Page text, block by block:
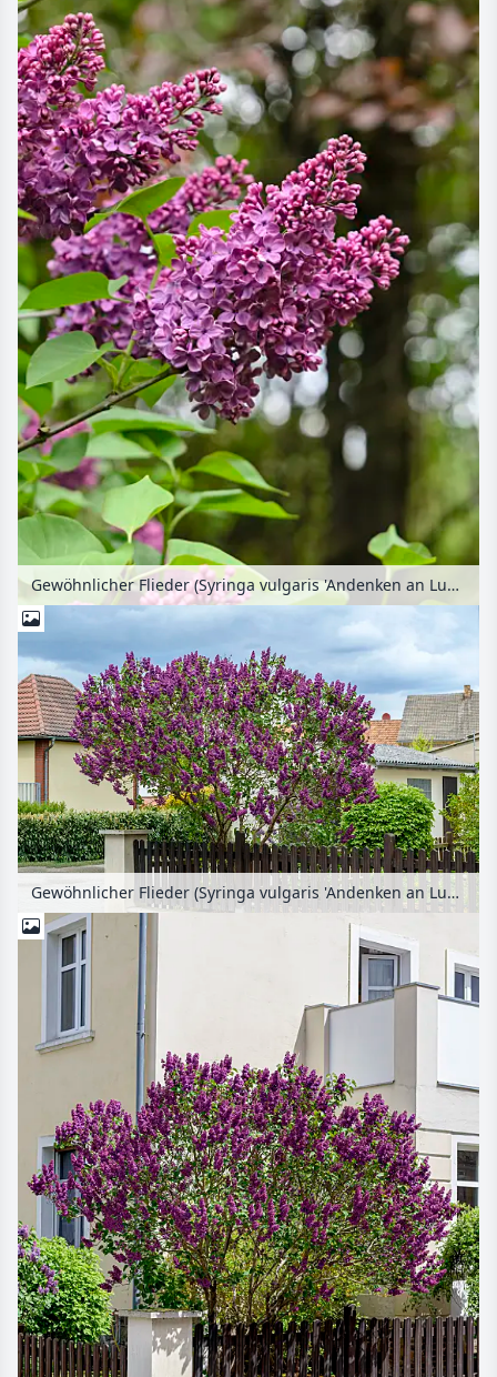
Gewöhnlicher Flieder (Syringa vulgaris 'Andenken an Ludwig Späth')
Gewöhnlicher Flieder (Syringa vulgaris 'Andenken an Ludwig Späth')